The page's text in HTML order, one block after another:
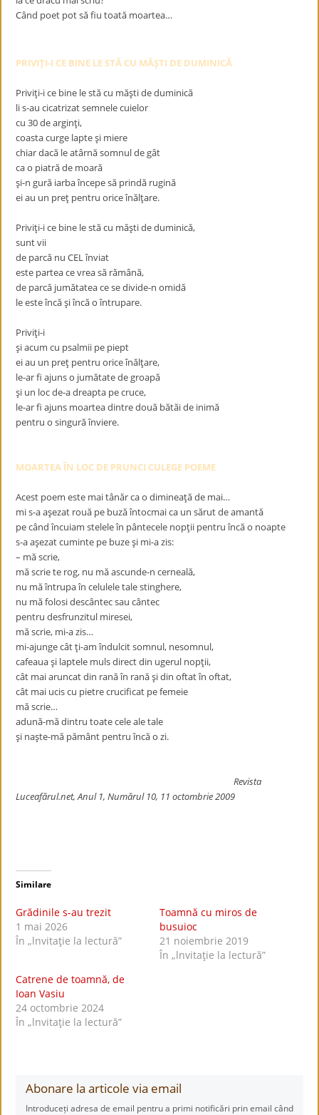
Când poet pot să fiu toată moartea…
PRIVIŢI-I CE BINE LE STĂ CU MĂŞTI DE DUMINICĂ
Priviţi-i ce bine le stă cu măşti de duminică
li s-au cicatrizat semnele cuielor
cu 30 de arginţi,
coasta curge lapte şi miere
chiar dacă le atârnă somnul de gât
ca o piatră de moară
şi-n gură iarba începe să prindă rugină
ei au un preţ pentru orice înălţare.
Priviţi-i ce bine le stă cu măşti de duminică,
sunt vii
de parcă nu CEL înviat
este partea ce vrea să rămână,
de parcă jumătatea ce se divide-n omidă
le este încă şi încă o întrupare.
Priviţi-i
şi acum cu psalmii pe piept
ei au un preţ pentru orice înălţare,
le-ar fi ajuns o jumătate de groapă
şi un loc de-a dreapta pe cruce,
le-ar fi ajuns moartea dintre două bătăi de inimă
pentru o singură înviere.
MOARTEA ÎN LOC DE PRUNCI CULEGE POEME
Acest poem este mai tânăr ca o dimineaţă de mai…
mi s-a aşezat rouă pe buză întocmai ca un sărut de amantă
pe când încuiam stelele în pântecele nopţii pentru încă o noapte
s-a aşezat cuminte pe buze şi mi-a zis:
– mă scrie,
mă scrie te rog, nu mă ascunde-n cerneală,
nu mă întrupa în celulele tale stinghere,
nu mă folosi descântec sau cântec
pentru desfrunzitul miresei,
mă scrie, mi-a zis…
mi-ajunge cât ţi-am îndulcit somnul, nesomnul,
cafeaua şi laptele muls direct din ugerul nopţii,
cât mai aruncat din rană în rană şi din oftat în oftat,
cât mai ucis cu pietre crucificat pe femeie
mă scrie…
adună-mă dintru toate cele ale tale
şi naşte-mă pământ pentru încă o zi.
Revista
Luceafărul.net, Anul 1, Numărul 10, 11 octombrie 2009
Similare
Grădinile s-au trezit
1 mai 2026
În „lnvitaţie la lectură”
Toamnă cu miros de
busuioc
21 noiembrie 2019
În „lnvitaţie la lectură”
Catrene de toamnă, de
Ioan Vasiu
24 octombrie 2024
În „lnvitaţie la lectură”
Abonare la articole via email
Introduceți adresa de email pentru a primi notificări prin email când